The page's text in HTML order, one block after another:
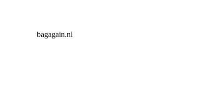
bagagain.nl